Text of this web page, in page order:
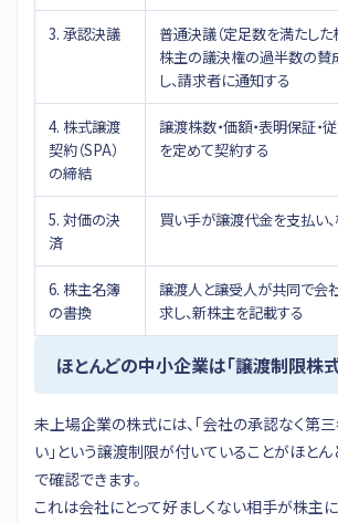
3. 承認決議
普通決議（定足数を満たした
株主の議決権の過半数の賛
し、請求者に通知する
4. 株式譲渡
契約（SPA）
の締結
譲渡株数・価額・表明保証・
を定めて契約する
5. 対価の決
済
買い手が譲渡代金を支払い
6. 株主名簿
の書換
譲渡人と譲受人が共同で会
求し、新株主を記載する
ほとんどの中小企業は「譲渡制限株
未上場企業の株式には、「会社の承認なく第
い」という譲渡制限が付いていることがほとん
で確認できます。
これは会社にとって好ましくない相手が株主